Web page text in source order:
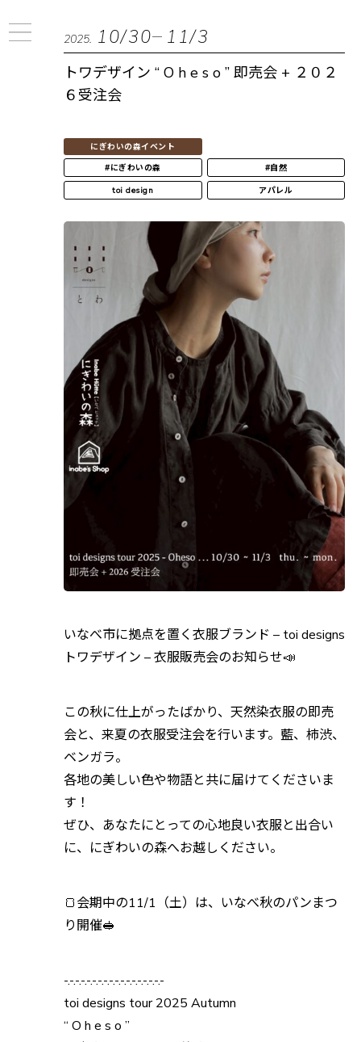
2025. 10/30 11/3
トワデザイン “ O h e s o ” 即売会 + ２０２
６受注会
にぎわいの森イベント
#にぎわいの森
#自然
toi design
アパレル
いなべ市に拠点を置く衣服ブランド – toi designs
トワデザイン – 衣服販売会のお知らせ📣
この秋に仕上がったばかり、天然染衣服の即売
会と、来夏の衣服受注会を行います。藍、柿渋、
ベンガラ。
各地の美しい色や物語と共に届けてくださいま
す！
ぜひ、あなたにとっての心地良い衣服と出合い
に、にぎわいの森へお越しください。
🍞会期中の11/1（土）は、いなべ秋のパンまつ
り開催🥪
-.-.-.-.-.-.-.-.-.-.-.-.-.-.-.-.-.-
toi designs tour 2025 Autumn
“ O h e s o ”